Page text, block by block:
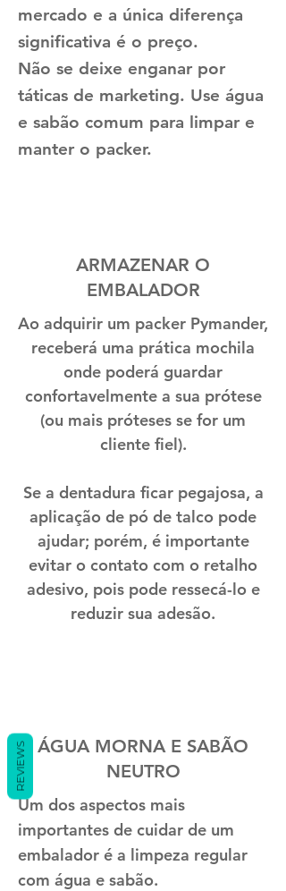
mercado e a única diferença
significativa é o preço.
Não se deixe enganar por
táticas de marketing. Use água
e sabão comum para limpar e
manter o packer.
ARMAZENAR O
EMBALADOR
Ao adquirir um packer Pymander,
receberá uma prática mochila
onde poderá guardar
confortavelmente a sua prótese
(ou mais próteses se for um
cliente fiel).
Se a dentadura ficar pegajosa, a
aplicação de pó de talco pode
ajudar; porém, é importante
evitar o contato com o retalho
adesivo, pois pode ressecá-lo e
reduzir sua adesão.
ÁGUA MORNA E SABÃO
NEUTRO
Um dos aspectos mais
importantes de cuidar de um
embalador é a limpeza regular
com água e sabão.
REVIEWS